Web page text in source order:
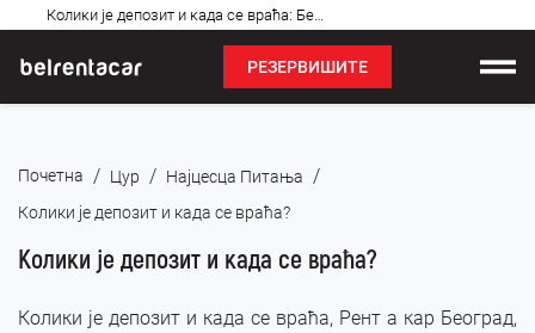
Колики је депозит и када се враћа: Бел✓
питања
РЕЗЕРВИШИТЕ
Услови најма
О нама
Почетна / Цyр / Најцесца Питања /
Колики је депозит и када се враћа?
Колики је депозит и када се враћа?
Колики је депозит и када се враћа, Рент а кар Београд,